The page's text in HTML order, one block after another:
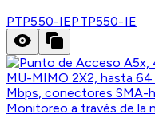
PTP550-IEPTP550-IE